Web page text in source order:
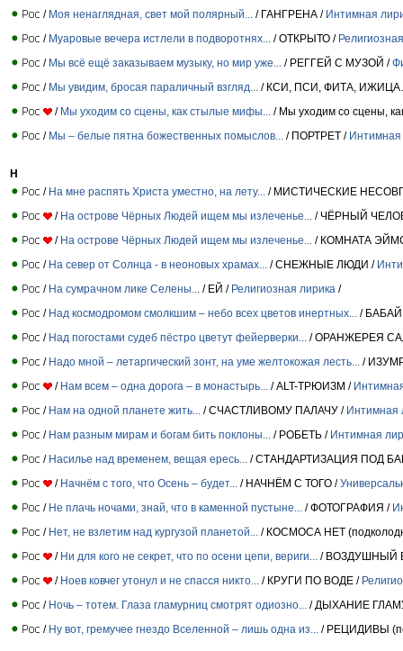
/ Моя ненаглядная, свет мой полярный... / ГАНГРЕНА / Интимная
/ Муаровые вечера истлели в подворотнях... / ОТКРЫТО /
/ Мы всё ещё заказываем музыку, но мир уже... / РЕГГЕЙ С МУЗОЙ /
/ Мы увидим, бросая параличный взгляд...
/ КСИ, ПСИ, ФИТА,
/ Мы уходим со сцены, как стылые мифы...
/ Мы уходим со сцены,
/ Мы – белые пятна божественных помыслов... / ПОРТРЕТ / Интимная
Н
/ На мне распять Христа уместно, на лету...
/ МИСТИЧЕСКИЕ
/ На острове Чёрных Людей ищем мы излеченье...
/ ЧЁРНЫЙ
/ На острове Чёрных Людей ищем мы излеченье...
/ КОМНАТА
/ На север от Солнца - в неоновых храмах... / СНЕЖНЫЕ ЛЮДИ /
/ На сумрачном лике Селены... / ЕЙ / Религиозная лирика /
/ Над космодромом смолкшим – небо всех цветов инертных...
/
/ Над погостами судеб пёстро цветут фейерверки...
/ ОРАНЖЕРЕЯ
/ Надо мной – летаргический зонт, на уме желтокожая лесть...
/
/ Нам всем – одна дорога – в монастырь... / ALT-ТРЮИЗМ /
/ Нам на одной планете жить... / СЧАСТЛИВОМУ ПАЛАЧУ / Интимная
/ Нам разным мирам и богам бить поклоны... / РОБЕТЬ / Интимная
/ Насилье над временем, вещая ересь...
/ СТАНДАРТИЗАЦИЯ ПОД
/ Начнём с того, что Осень – будет... / НАЧНЁМ С ТОГО /
/ Не плачь ночами, знай, что в каменной пустыне... / ФОТОГРАФИЯ /
/ Нет, не взлетим над кургузой планетой...
/ КОСМОСА НЕТ
/ Ни для кого не секрет, что по осени цепи, вериги...
/ ВОЗДУШНЫЙ
/ Ноев ковчег утонул и не спасcя никто... / КРУГИ ПО ВОДЕ /
/ Ночь – тотем. Глаза гламурниц смотрят одиозно...
/ ДЫХАНИЕ
/ Ну вот, гремучее гнездо Вселенной – лишь одна из... / РЕЦИДИВЫ